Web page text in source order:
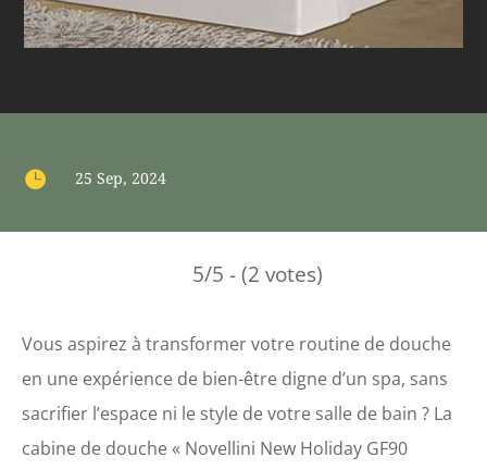
 25 Sep, 2024
5/5 - (2 votes)
Vous aspirez à transformer votre routine de douche
en une expérience de bien-être digne d’un spa, sans
sacrifier l’espace ni le style de votre salle de bain ? La
cabine de douche « Novellini New Holiday GF90